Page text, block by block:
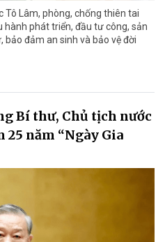
Tô Lâm, phòng, chống thiên tai
hành phát triển, đầu tư công, sản
đảm an sinh và bảo vệ đời
Bí thư, Chủ tịch nước
năm “Ngày Gia